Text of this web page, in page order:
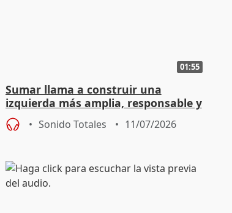
01:55
Sumar llama a construir una
izquierda más amplia, responsable y
"con altura de miras"
Sonido Totales 11/07/2026